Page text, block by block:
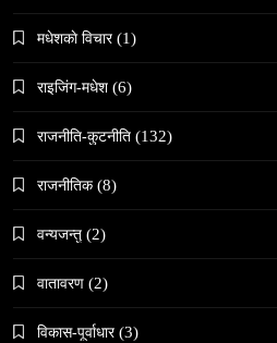
काठमाडौँमा चिरोत्थानसँगै
मधेशकाे विचार (1)
राइजिंग-मधेश (6)
राजनीति-कुटनीति (132)
राजनीतिक (8)
वन्यजन्तु (2)
वातावरण (2)
विकास-पूर्वाधार (3)